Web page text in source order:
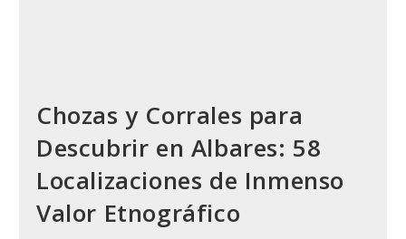
Chozas y Corrales para
Descubrir en Albares: 58
Localizaciones de Inmenso
Valor Etnográfico